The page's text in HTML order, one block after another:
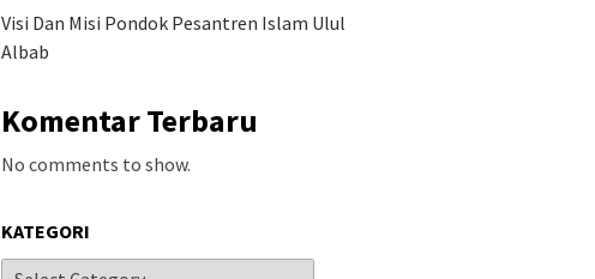
Visi Dan Misi Pondok Pesantren Islam Ulul
Albab
Komentar Terbaru
No comments to show.
KATEGORI